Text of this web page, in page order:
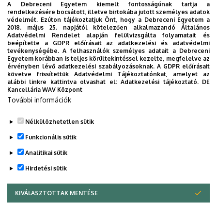
A Debreceni Egyetem kiemelt fontosságúnak tartja a
rendelkezésére bocsátott, illetve birtokába jutott személyes adatok
védelmét. Ezúton tájékoztatjuk Önt, hogy a Debreceni Egyetem a
2018. május 25. napjától kötelezően alkalmazandó Általános
Adatvédelmi Rendelet alapján felülvizsgálta folyamatait és
beépítette a GDPR előírásait az adatkezelési és adatvédelmi
tevékenységébe. A felhasználók személyes adatait a Debreceni
Egyetem korábban is teljes körültekintéssel kezelte, megfelelve az
érvényben lévő adatkezelési szabályozásoknak. A GDPR előírásait
követve frissítettük Adatvédelmi Tájékoztatónkat, amelyet az
alábbi linkre kattintva olvashat el:Adatkezelési tájékoztató. DE
Kancellária WAV Központ
További információk
Nélkülözhetetlen sütik
Funkcionális sütik
Analitikai sütik
Hirdetési sütik
KIVÁLASZTOTTAK MENTÉSE
WITHDRAW CONSENT
A keresés a következőkre működik: Név, Munkahely (szervezeti egység),
Beosztás, Munkakör, Mellék
Szervezetek
Nincs találat.
telefonkönyvében|Külső személyek rögzítése a
DE telefonkönyvében